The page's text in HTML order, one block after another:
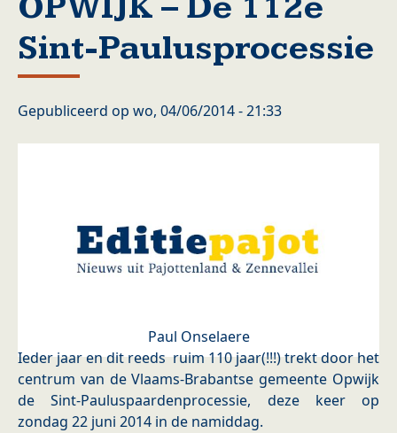
Sint-Paulusprocessie
Gepubliceerd op wo, 04/06/2014 - 21:33
Paul Onselaere
Ieder jaar en dit reeds ruim 110 jaar(!!!) trekt door het
centrum van de Vlaams-Brabantse gemeente Opwijk
de Sint-Pauluspaardenprocessie, deze keer op
zondag 22 juni 2014 in de namiddag.